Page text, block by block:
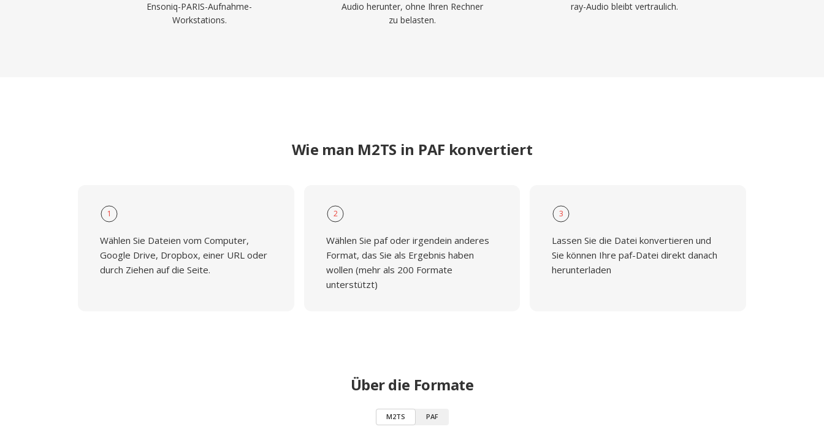
Ensoniq-PARIS-Aufnahme-
Workstations.
Audio herunter, ohne Ihren Rechner
zu belasten.
ray-Audio bleibt vertraulich.
Wie man M2TS in PAF konvertiert
1
Wählen Sie Dateien vom Computer,
Google Drive, Dropbox, einer URL oder
durch Ziehen auf die Seite.
2
Wählen Sie paf oder irgendein anderes
Format, das Sie als Ergebnis haben
wollen (mehr als 200 Formate
unterstützt)
3
Lassen Sie die Datei konvertieren und
Sie können Ihre paf-Datei direkt danach
herunterladen
Über die Formate
M2TS PAF